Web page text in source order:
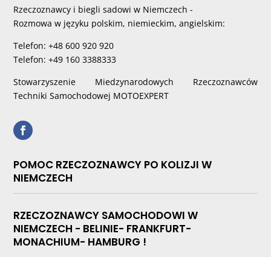
Rzeczoznawcy i biegli sadowi w Niemczech -
Rozmowa w języku polskim, niemieckim, angielskim:
Telefon: +48 600 920 920
Telefon: +49 160 3388333
Stowarzyszenie Miedzynarodowych Rzeczoznawców
Techniki Samochodowej MOTOEXPERT
POMOC RZECZOZNAWCY PO KOLIZJI W
NIEMCZECH
RZECZOZNAWCY SAMOCHODOWI W
NIEMCZECH - BELINIE- FRANKFURT-
MONACHIUM- HAMBURG !